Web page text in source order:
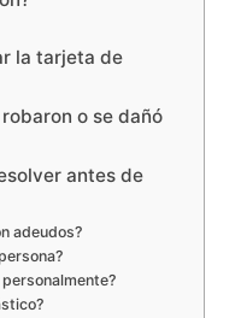
la tarjeta de
o se dañó
antes de
adeudos?